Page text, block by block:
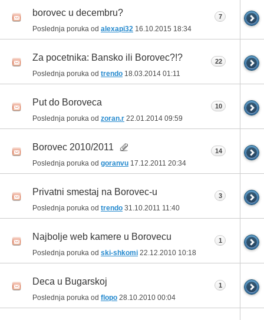
borovec u decembru?
Poslednja poruka od alexapi32 16.10.2015 18:34
7
Za pocetnika: Bansko ili Borovec?!?
Poslednja poruka od trendo 18.03.2014 01:11
22
Put do Boroveca
Poslednja poruka od zoran.r 22.01.2014 09:59
10
Borovec 2010/2011
Poslednja poruka od goranvu 17.12.2011 20:34
14
Privatni smestaj na Borovec-u
Poslednja poruka od trendo 31.10.2011 11:40
3
Najbolje web kamere u Borovecu
Poslednja poruka od ski-shkomi 22.12.2010 10:18
1
Deca u Bugarskoj
Poslednja poruka od flopo 28.10.2010 00:04
1